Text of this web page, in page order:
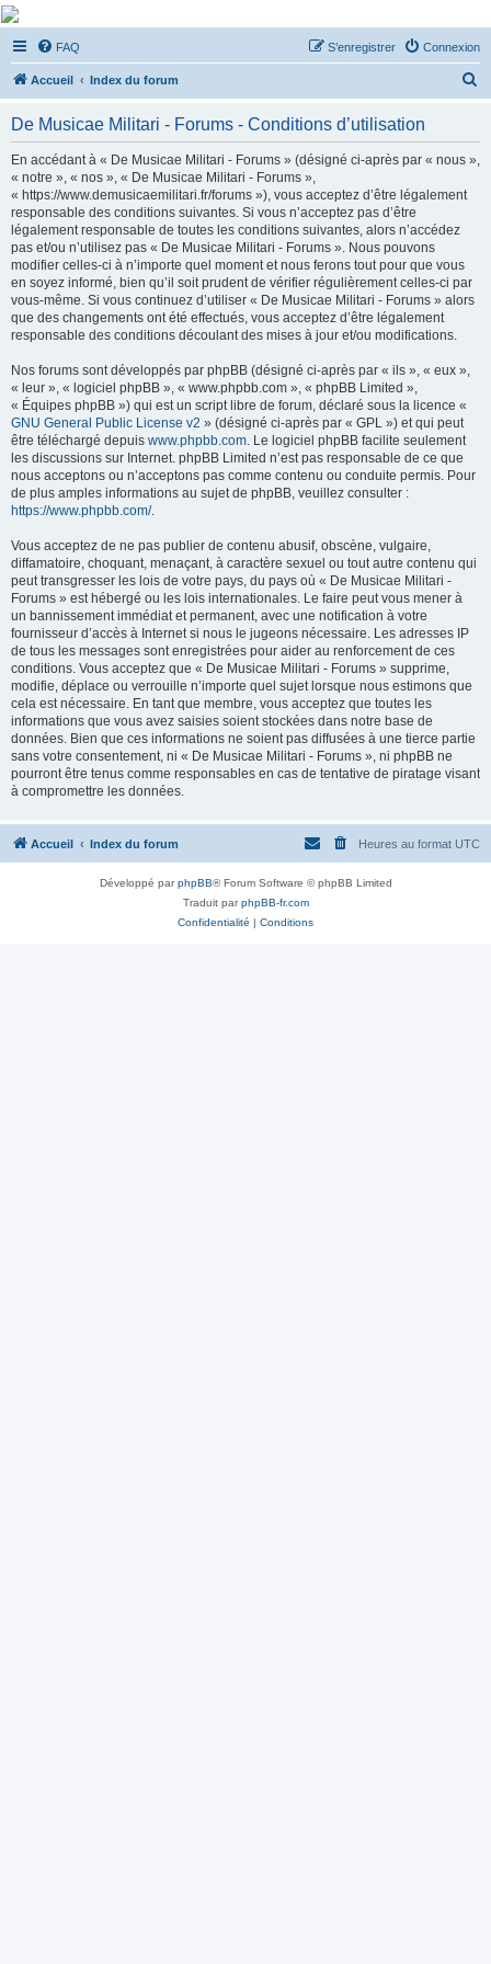
De Musicae Militari -
Forums
Forums de discussions
FAQ Connexion
S’enregistrer
Accueil Index du forum
De Musicae Militari - Forums - Conditions d’utilisation
En accédant à « De Musicae Militari - Forums » (désigné ci-après par « nous »,
« notre », « nos », « De Musicae Militari - Forums »,
« https://www.demusicaemilitari.fr/forums »), vous acceptez d’être légalement
responsable des conditions suivantes. Si vous n’acceptez pas d’être
légalement responsable de toutes les conditions suivantes, alors n’accédez
pas et/ou n’utilisez pas « De Musicae Militari - Forums ». Nous pouvons
modifier celles-ci à n’importe quel moment et nous ferons tout pour que vous
en soyez informé, bien qu’il soit prudent de vérifier régulièrement celles-ci par
vous-même. Si vous continuez d’utiliser « De Musicae Militari - Forums » alors
que des changements ont été effectués, vous acceptez d’être légalement
responsable des conditions découlant des mises à jour et/ou modifications.
Nos forums sont développés par phpBB (désigné ci-après par « ils », « eux »,
« leur », « logiciel phpBB », « www.phpbb.com », « phpBB Limited »,
« Équipes phpBB ») qui est un script libre de forum, déclaré sous la licence «
GNU General Public License v2 » (désigné ci-après par « GPL ») et qui peut
être téléchargé depuis www.phpbb.com. Le logiciel phpBB facilite seulement
les discussions sur Internet. phpBB Limited n’est pas responsable de ce que
nous acceptons ou n’acceptons pas comme contenu ou conduite permis. Pour
de plus amples informations au sujet de phpBB, veuillez consulter :
https://www.phpbb.com/.
Vous acceptez de ne pas publier de contenu abusif, obscène, vulgaire,
diffamatoire, choquant, menaçant, à caractère sexuel ou tout autre contenu qui
peut transgresser les lois de votre pays, du pays où « De Musicae Militari -
Forums » est hébergé ou les lois internationales. Le faire peut vous mener à
un bannissement immédiat et permanent, avec une notification à votre
fournisseur d’accès à Internet si nous le jugeons nécessaire. Les adresses IP
de tous les messages sont enregistrées pour aider au renforcement de ces
conditions. Vous acceptez que « De Musicae Militari - Forums » supprime,
modifie, déplace ou verrouille n’importe quel sujet lorsque nous estimons que
cela est nécessaire. En tant que membre, vous acceptez que toutes les
informations que vous avez saisies soient stockées dans notre base de
données. Bien que ces informations ne soient pas diffusées à une tierce partie
sans votre consentement, ni « De Musicae Militari - Forums », ni phpBB ne
pourront être tenus comme responsables en cas de tentative de piratage visant
à compromettre les données.
Accueil Index du forum Heures au format UTC
Développé parphpBB® Forum Software © phpBB Limited
Traduit parphpBB-fr.com
Confidentialité | Conditions